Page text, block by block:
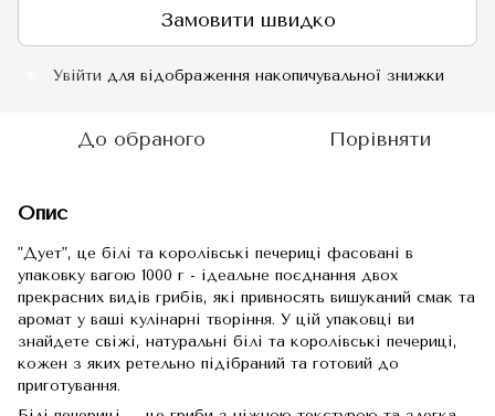
Замовити швидко
Увійти для відображення накопичувальної знижки
До обраного Порівняти
Опис
"Дует", це білі та королівські печериці фасовані в
упаковку вагою 1000 г - ідеальне поєднання двох
прекрасних видів грибів, які привносять вишуканий смак та
аромат у ваші кулінарні творіння. У цій упаковці ви
знайдете свіжі, натуральні білі та королівські печериці,
кожен з яких ретельно підібраний та готовий до
приготування.